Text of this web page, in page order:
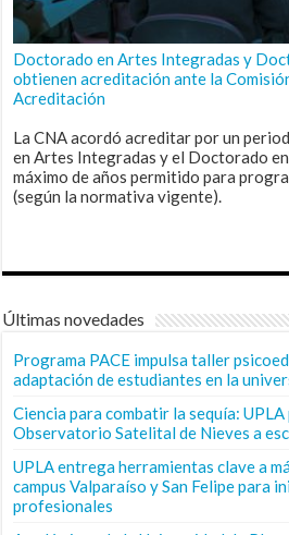
Doctorado en Artes Integradas y
obtienen acreditación ante la
Acreditación
La CNA acordó acreditar por un
en Artes Integradas y el Doctorado
máximo de años permitido para
(según la normativa vigente).
Últimas novedades
Programa PACE impulsa taller
adaptación de estudiantes en la
Ciencia para combatir la sequía:
Observatorio Satelital de Nieves a
UPLA entrega herramientas clave a
campus Valparaíso y San Felipe para
profesionales